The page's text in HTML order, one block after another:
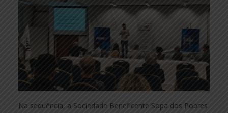
Na sequência, a Sociedade Beneficente Sopa dos Pobres